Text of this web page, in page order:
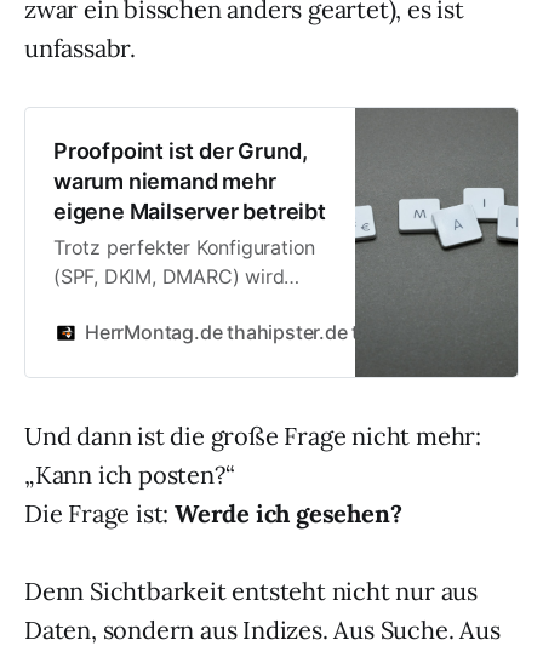
zwar ein bisschen anders geartet), es ist
unfassabr.
Proofpoint ist der Grund,
warum niemand mehr
eigene Mailserver betreibt
Trotz perfekter Konfiguration
(SPF, DKIM, DMARC) wird
Proofpoint geblockt – Apple
Gatekeeper zerstören offenes
E-Mail-System.
HerrMontag.de thahipster.de thafaker.de
Und dann ist die große Frage nicht mehr:
„Kann ich posten?“
Die Frage ist: Werde ich gesehen?
Denn Sichtbarkeit entsteht nicht nur aus
Daten, sondern aus Indizes. Aus Suche. Aus